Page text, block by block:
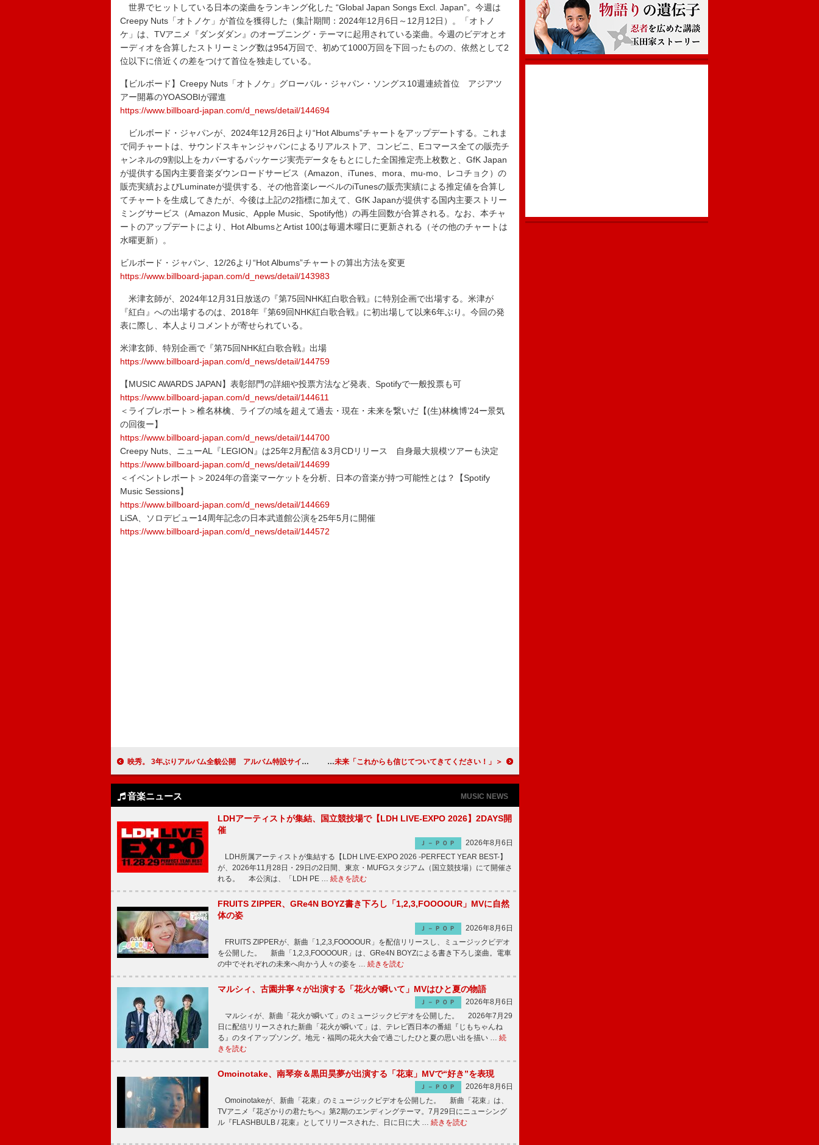
世界でヒットしている日本の楽曲をランキング化した “Global Japan Songs Excl. Japan”。今週は
Creepy Nuts「オトノケ」が首位を獲得した（集計期間：2024年12月6日～12月12日）。「オトノ
ケ」は、TVアニメ『ダンダダン』のオープニング・テーマに起用されている楽曲。今週のビデオとオ
ーディオを合算したストリーミング数は954万回で、初めて1000万回を下回ったものの、依然として2
位以下に倍近くの差をつけて首位を独走している。
【ビルボード】Creepy Nuts「オトノケ」グローバル・ジャパン・ソングス10週連続首位 アジアツ
アー開幕のYOASOBIが躍進
https://www.billboard-japan.com/d_news/detail/144694
ビルボード・ジャパンが、2024年12月26日より“Hot Albums”チャートをアップデートする。これま
で同チャートは、サウンドスキャンジャパンによるリアルストア、コンビニ、Eコマース全ての販売チ
ャンネルの9割以上をカバーするパッケージ実売データをもとにした全国推定売上枚数と、GfK Japan
が提供する国内主要音楽ダウンロードサービス（Amazon、iTunes、mora、mu-mo、レコチョク）の
販売実績およびLuminateが提供する、その他音楽レーベルのiTunesの販売実績による推定値を合算し
てチャートを生成してきたが、今後は上記の2指標に加えて、GfK Japanが提供する国内主要ストリー
ミングサービス（Amazon Music、Apple Music、Spotify他）の再生回数が合算される。なお、本チャ
ートのアップデートにより、Hot AlbumsとArtist 100は毎週木曜日に更新される（その他のチャートは
水曜更新）。
ビルボード・ジャパン、12/26より“Hot Albums”チャートの算出方法を変更
https://www.billboard-japan.com/d_news/detail/143983
米津玄師が、2024年12月31日放送の『第75回NHK紅白歌合戦』に特別企画で出場する。米津が
『紅白』への出場するのは、2018年『第69回NHK紅白歌合戦』に初出場して以来6年ぶり。今回の発
表に際し、本人よりコメントが寄せられている。
米津玄師、特別企画で『第75回NHK紅白歌合戦』出場
https://www.billboard-japan.com/d_news/detail/144759
【MUSIC AWARDS JAPAN】表彰部門の詳細や投票方法など発表、Spotifyで一般投票も可
https://www.billboard-japan.com/d_news/detail/144611
＜ライブレポート＞椎名林檎、ライブの域を超えて過去・現在・未来を繋いだ【(生)林檎博’24ー景気
の回復ー】
https://www.billboard-japan.com/d_news/detail/144700
Creepy Nuts、ニューAL『LEGION』は25年2月配信＆3月CDリリース 自身最大規模ツアーも決定
https://www.billboard-japan.com/d_news/detail/144699
＜イベントレポート＞2024年の音楽マーケットを分析、日本の音楽が持つ可能性とは？【Spotify
Music Sessions】
https://www.billboard-japan.com/d_news/detail/144669
LiSA、ソロデビュー14周年記念の日本武道館公演を25年5月に開催
https://www.billboard-japan.com/d_news/detail/144572
映秀。 3年ぶりアルバム全貌公開 アルバム特設サイトも開設 ＜ライブレポート＞HAGANE、新体制で見せた固い絆と未来「これからも信じてついてきてください！」
音楽ニュース MUSIC NEWS
LDHアーティストが集結、国立競技場で【LDH LIVE-EXPO 2026】2DAYS開
催
Ｊ－ＰＯＰ
2026年8月6日
LDH所属アーティストが集結する【LDH LIVE-EXPO 2026 -PERFECT YEAR BEST-】
が、2026年11月28日・29日の2日間、東京・MUFGスタジアム（国立競技場）にて開催さ
れる。 本公演は、「LDH PE … 続きを読む
FRUITS ZIPPER、GRe4N BOYZ書き下ろし「1,2,3,FOOOOUR」MVに自然
体の姿
Ｊ－ＰＯＰ
2026年8月6日
FRUITS ZIPPERが、新曲「1,2,3,FOOOOUR」を配信リリースし、ミュージックビデオ
を公開した。 新曲「1,2,3,FOOOOUR」は、GRe4N BOYZによる書き下ろし楽曲。電車
の中でそれぞれの未来へ向かう人々の姿を … 続きを読む
マルシィ、古園井寧々が出演する「花火が瞬いて」MVはひと夏の物語
Ｊ－ＰＯＰ
2026年8月6日
マルシィが、新曲「花火が瞬いて」のミュージックビデオを公開した。 2026年7月29
日に配信リリースされた新曲「花火が瞬いて」は、テレビ西日本の番組『じもちゃんね
る』のタイアップソング。地元・福岡の花火大会で過ごしたひと夏の思い出を描い … 続
きを読む
Omoinotake、南琴奈＆黒田昊夢が出演する「花束」MVで“好き”を表現
Ｊ－ＰＯＰ
2026年8月6日
Omoinotakeが、新曲「花束」のミュージックビデオを公開した。 新曲「花束」は、
TVアニメ『花ざかりの君たちへ』第2期のエンディングテーマ。7月29日にニューシング
ル『FLASHBULB / 花束』としてリリースされた、日に日に大 … 続きを読む